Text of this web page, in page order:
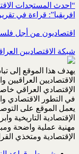
“احدث المستجدات
افريقيا”: قراءة في
اقتصاديون من أجل
شبكة الاقتصاديين
يهدف هذا الموقع إلى
الاقتصاديين
الإقتصادي العراقي
في التطور الاقتصادي
يعمل الموقع على
الإقتصادية التاريخية
مهنية عملية واضحة
الإقتصادية ومتخذي